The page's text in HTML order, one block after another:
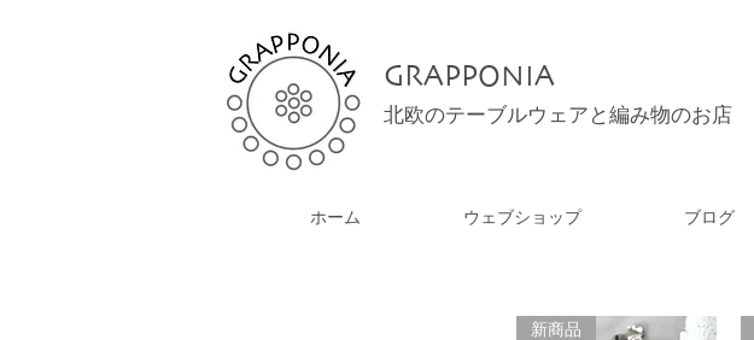
GRAPPONIA
北欧のテーブルウェアと編み物のお店
ホーム ウェブショップ ブログ
新商品